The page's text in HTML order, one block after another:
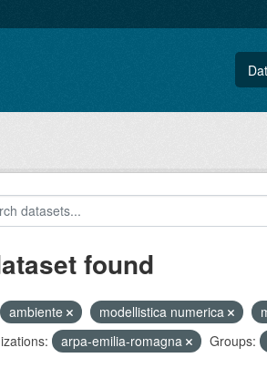
found
ambiente modellistica numerica
arpa-emilia-romagna Groups: